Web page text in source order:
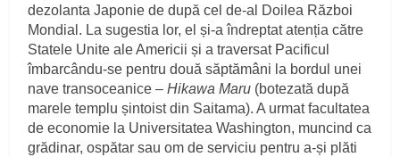
dezolanta Japonie de după cel de-al Doilea Război
Mondial. La sugestia lor, el și-a îndreptat atenția către
Statele Unite ale Americii și a traversat Pacificul
îmbarcându-se pentru două săptămâni la bordul unei
nave transoceanice –Hikawa Maru (botezată după
marele templu șintoist din Saitama). A urmat facultatea
de economie la Universitatea Washington, muncind ca
grădinar, ospătar sau om de serviciu pentru a-și plăti